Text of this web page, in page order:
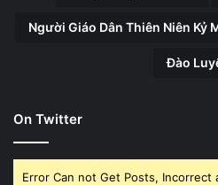
Người Giáo Dân Thiên Niên Kỷ
Đào
On Twitter
Error Can not Get Posts, Incorrect